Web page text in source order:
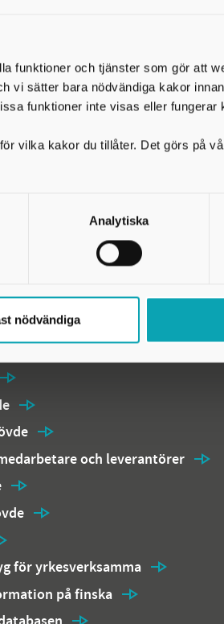
funktioner och tjänster som gör att
vi sätter bara nödvändiga kakor
funktioner inte visas eller fungerar
vilka kakor du tillåter. Det görs på
Analytiska
nödvändiga
webbplatser och temasidor
och leverantörer
för yrkesverksamma
på finska